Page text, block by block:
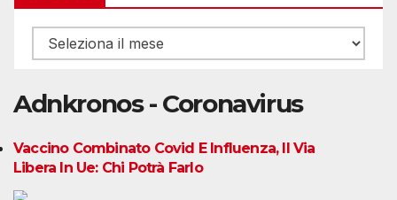
Archivio
Adnkronos - Coronavirus
Vaccino Combinato Covid E Influenza, Il Via
Libera In Ue: Chi Potrà Farlo